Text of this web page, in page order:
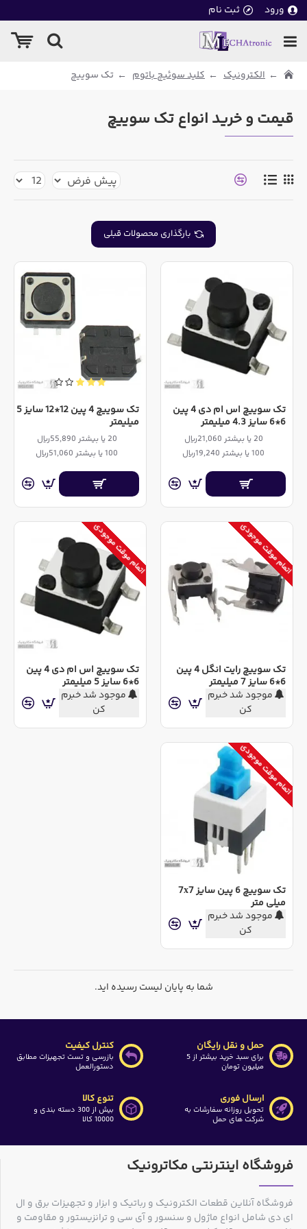
ورود ثبت نام
الکترونیک کلید سوئیچ باتوم تک سوییچ
قیمت و خرید انواع تک سوییچ
بارگذاری محصولات قبلی
تک سوییچ اس ام دی 4 پین
6*6 سایز 4.3 میلیمتر
20 یا بیشتر 21,060ریال
100 یا بیشتر 19,240ریال
تک سوییچ 4 پین 12*12 سایز 5
میلیمتر
20 یا بیشتر 55,890ریال
100 یا بیشتر 51,060ریال
اتمام موقت موجودی
تک سوییچ رایت انگل 4 پین
6*6 سایز 7 میلیمتر
موجود شد خبرم
کن
اتمام موقت موجودی
تک سوییچ اس ام دی 4 پین
6*6 سایز 5 میلیمتر
موجود شد خبرم
کن
اتمام موقت موجودی
تک سوییچ 6 پین سایز 7x7
میلی متر
موجود شد خبرم
کن
شما به پایان لیست رسیده اید.
حمل و نقل رایگان
برای سبد خرید بیشتر از 5
میلیون تومان
کنترل کیفیت
بازرسی و تست تجهیزات مطابق
دستورالعمل
ارسال فوری
تحویل روزانه سفارشات به
شرکت های حمل
تنوع کالا
بیش از 300 دسته بندی و
10000 کالا
فروشگاه اینترنتی مکاترونیک
فروشگاه آنلاین قطعات الکترونیک و رباتیک و ابزار و تجهیزات برق و ال
ای دی شامل انواع ماژول و سنسور و آی سی و ترانزیستور و مقاومت و